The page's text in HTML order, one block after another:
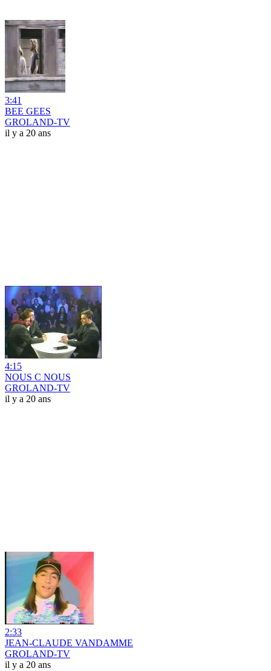
3:41
BEE GEES
GROLAND-TV
il y a 20 ans
4:15
NOUS C NOUS
GROLAND-TV
il y a 20 ans
2:33
JEAN-CLAUDE VANDAMME
GROLAND-TV
il y a 20 ans